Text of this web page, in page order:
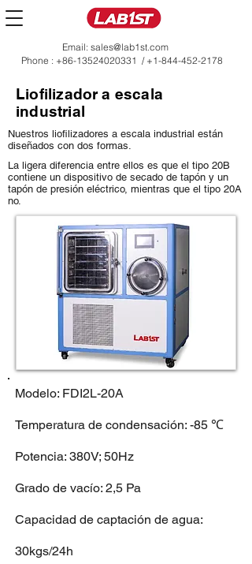
Email: sales@lab1st.com
Phone : +86-13524020331 / +1-844-452-2178
Liofilizador a escala
industrial
Nuestros liofilizadores a escala industrial están
diseñados con dos formas.
La ligera diferencia entre ellos es que el tipo 20B
contiene un dispositivo de secado de tapón y un
tapón de presión eléctrico, mientras que el tipo 20A
no.
Modelo: FDI2L-20A
Temperatura de condensación: -85 ℃
Potencia: 380V; 50Hz
Grado de vacío: 2,5 Pa
Capacidad de captación de agua:
30kgs/24h